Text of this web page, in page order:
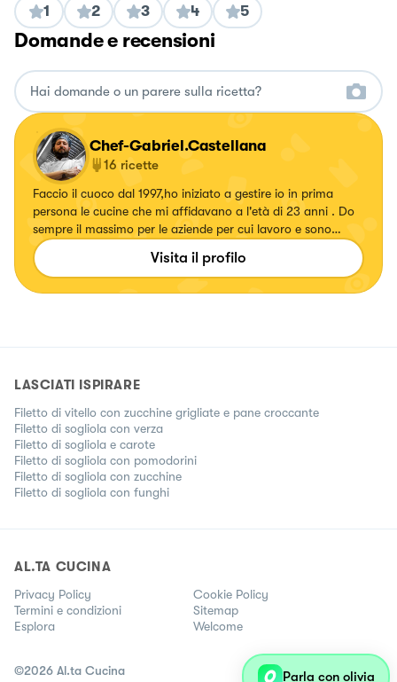
1 2 3 4 5
Domande e recensioni
Chef-Gabriel.Castellana
16 ricette
Faccio il cuoco dal 1997,ho iniziato a gestire io in prima
persona le cucine che mi affidavano a l'età di 23 anni . Do
sempre il massimo per le aziende per cui lavoro e sono
sempre alla ricerca della perfezione nella creazione dei miei
piatti.
Visita il profilo
LASCIATI ISPIRARE
Filetto di vitello con zucchine grigliate e pane croccante
Filetto di sogliola con verza
Filetto di sogliola e carote
Filetto di sogliola con pomodorini
Filetto di sogliola con zucchine
Filetto di sogliola con funghi
AL.TA CUCINA
Privacy Policy
Cookie Policy
Termini e condizioni
Sitemap
Esplora
Welcome
©2026 Al.ta Cucina Parla con olivia